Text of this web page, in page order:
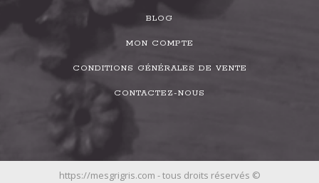
BLOG
MON COMPTE
CONDITIONS GÉNÉRALES DE VENTE
CONTACTEZ-NOUS
https://mesgrigris.com - tous droits réservés ©